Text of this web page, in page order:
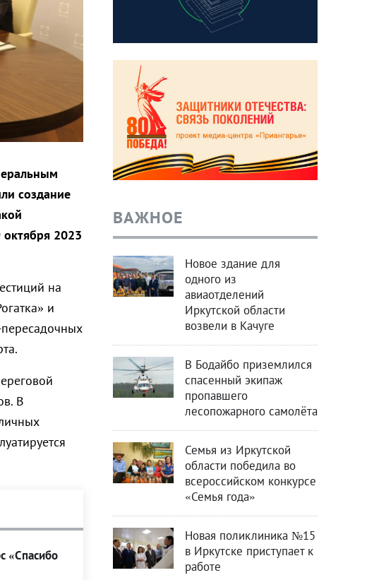
создание
2023
на
и
В
«Спасибо
ВАЖНОЕ
Новое здание для
одного из
авиаотделений
Иркутской области
возвели в Качуге
В Бодайбо приземлился
спасенный экипаж
пропавшего
лесопожарного самолёта
Семья из Иркутской
области победила во
всероссийском конкурсе
«Семья года»
Новая поликлиника №15
в Иркутске приступает к
работе